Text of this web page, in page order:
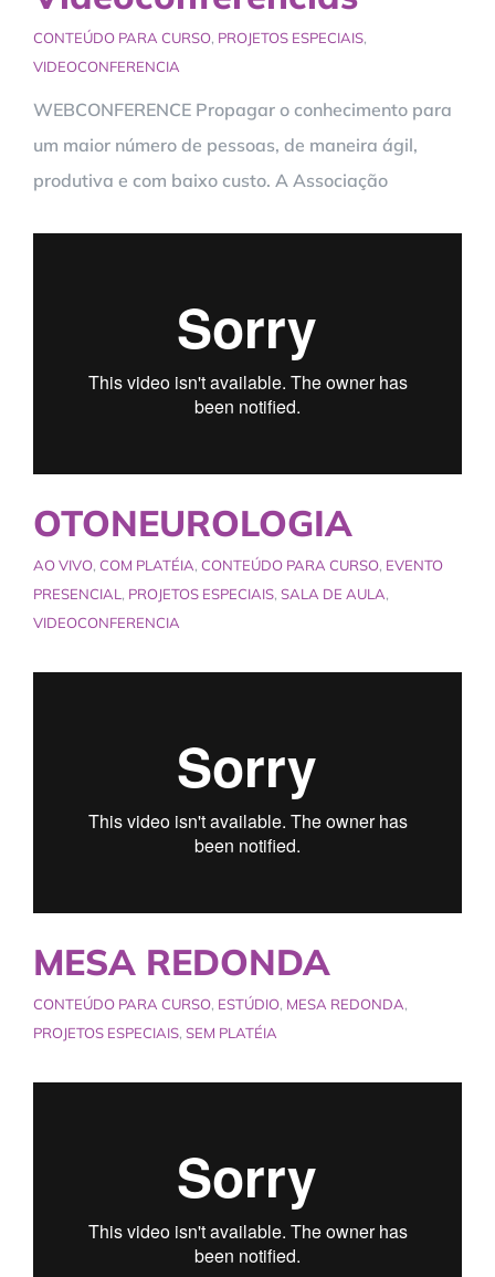
CONTEÚDO PARA CURSO, PROJETOS ESPECIAIS,
VIDEOCONFERENCIA
WEBCONFERENCE Propagar o conhecimento para
um maior número de pessoas, de maneira ágil,
produtiva e com baixo custo. A Associação
OTONEUROLOGIA
AO VIVO, COM PLATÉIA, CONTEÚDO PARA CURSO, EVENTO
PRESENCIAL, PROJETOS ESPECIAIS, SALA DE AULA,
VIDEOCONFERENCIA
MESA REDONDA
CONTEÚDO PARA CURSO, ESTÚDIO, MESA REDONDA,
PROJETOS ESPECIAIS, SEM PLATÉIA